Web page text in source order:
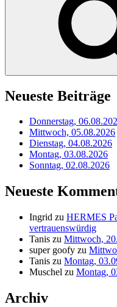
Neueste Beiträge
Donnerstag,
Mittwoch, 05.08.2026
Dienstag, 04.08.2026
Montag, 03.08.2026
Sonntag, 02.08.2026
Neueste
Ingrid zu HERMES
vertrauenswürdig
Tanis zu Mittwoch,
super goofy zu
Tanis zu Montag,
Muschel zu Montag,
Archiv